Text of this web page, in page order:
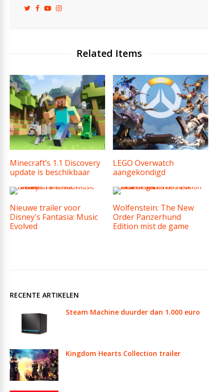
Related Items
Minecraft’s 1.1 Discovery
update is beschikbaar
LEGO Overwatch
aangekondigd
Nieuwe trailer voor
Disney's Fantasia: Music
Evolved
Wolfenstein: The New
Order Panzerhund
Edition mist de game
RECENTE ARTIKELEN
Steam Machine duurder dan 1.000 euro
Kingdom Hearts Collection trailer